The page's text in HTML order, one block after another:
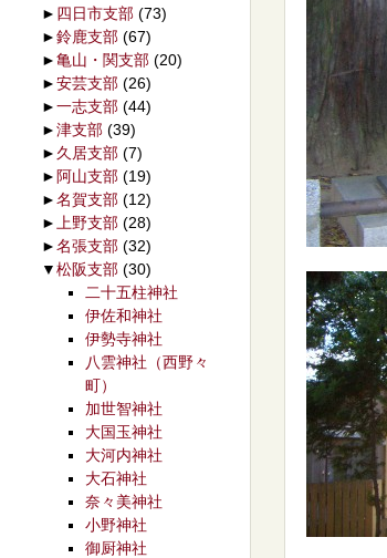
► 四日市支部 (73)
►鈴鹿支部 (67)
►亀山・関支部 (20)
►安芸支部 (26)
►一志支部 (44)
►津支部 (39)
► 久居支部 (7)
► 阿山支部 (19)
►名賀支部 (12)
►
上野支部 (28)
►名張支部 (32)
▼松阪支部 (30)
二十五柱神社
伊佐和神社
伊勢寺神社
八雲神社（西野々
町）
加世智神社
大国玉神社
大河内神社
大石神社
奈々美神社
小野神社
御厨神社